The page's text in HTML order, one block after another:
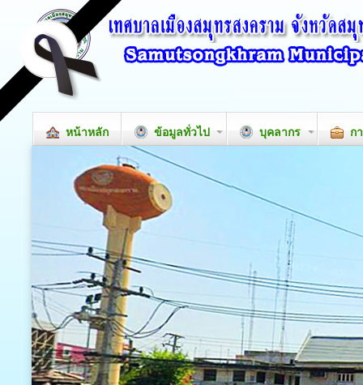
หน้าหลัก ข้อมูลทั่วไป บุคลากร ก